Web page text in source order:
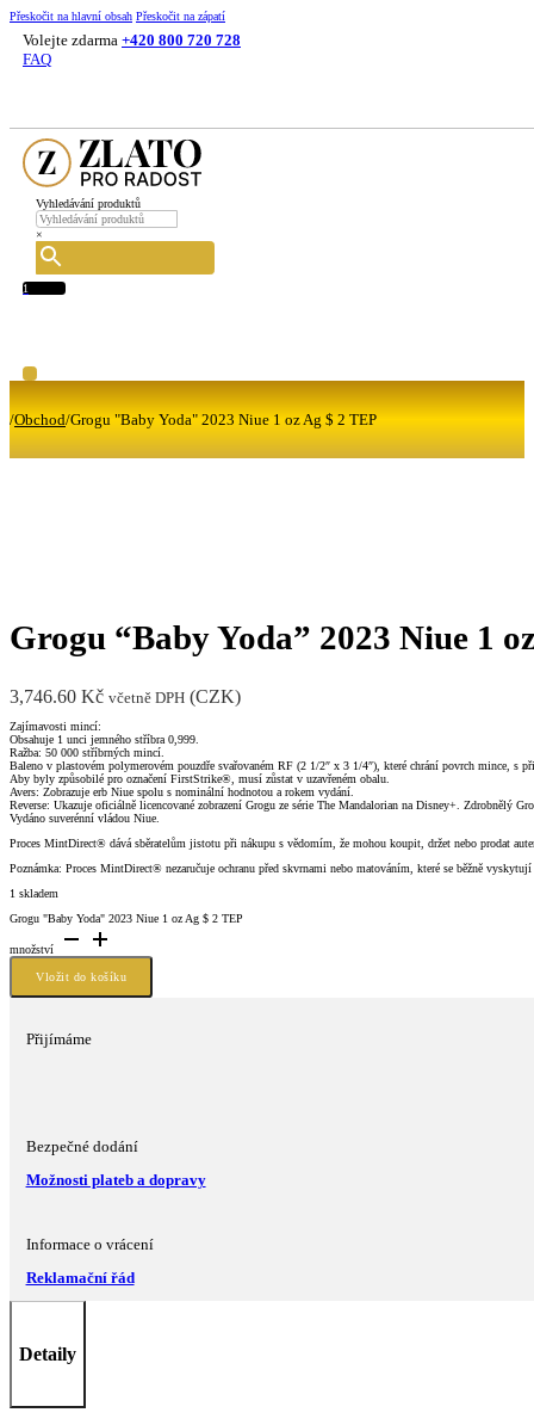
Přeskočit na hlavní obsah Přeskočit na zápatí
Volejte zdarma +420 800 720 728
FAQ
Vyhledávání produktů
×
1
/Obchod/Grogu "Baby Yoda" 2023 Niue 1 oz Ag $ 2 TEP
Grogu “Baby Yoda” 2023 Niue 1
3,746.60 Kč včetně DPH (CZK)
Zajímavosti mincí:
Obsahuje 1 unci jemného stříbra 0,999.
Ražba: 50 000 stříbrných mincí.
Baleno v plastovém polymerovém pouzdře svařovaném RF (2 1/2″ x 3 1/4″), které chrání povrch mince, s
Aby byly způsobilé pro označení FirstStrike®, musí zůstat v uzavřeném obalu.
Avers: Zobrazuje erb Niue spolu s nominální hodnotou a rokem vydání.
Reverse: Ukazuje oficiálně licencované zobrazení Grogu ze série The Mandalorian na Disney+. Zdrobnělý
Vydáno suverénní vládou Niue.
Proces MintDirect® dává sběratelům jistotu při nákupu s vědomím, že mohou koupit, držet nebo prodat
Poznámka: Proces MintDirect® nezaručuje ochranu před skvrnami nebo matováním, které se běžně
1 skladem
Grogu "Baby Yoda" 2023 Niue 1 oz Ag $ 2 TEP
množství
Vložit do košíku
Přijímáme
Bezpečné dodání
Možnosti plateb a dopravy
Informace o vrácení
Reklamační řád
Detaily